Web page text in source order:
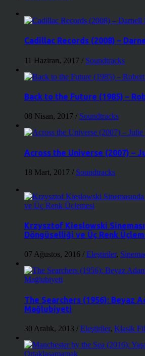
Cadillac Records (2008) –
11 Haziran, 2017 / Soundtracks
Back to the Future (1985) –
08 Nisan, 2017 / Soundtracks
Across the Universe (2007) –
18 Mart, 2017 / Soundtracks
Krzysztof Kieslowski
Döngüselliği ve Üç Renk
07 Ağustos, 2016 / Eleştiriler,
The Searchers (1956): Beyaz
Mağlubiyeti
30 Aralık, 2013 / Eleştiriler, Klasik